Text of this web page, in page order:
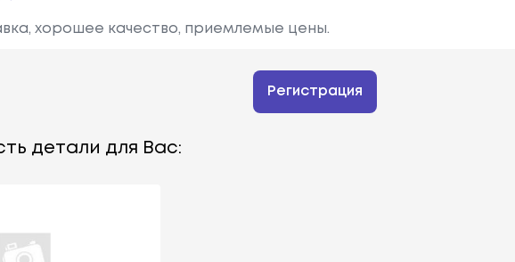
хорошее качество, приемлемые цены.
Регистрация
детали для Вас: